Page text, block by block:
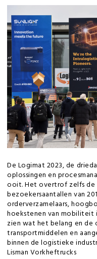
De Logimat 2023, de
oplossingen en
ooit. Het overtrof zelfs de
bezoekersaantallen van
orderverzamelaars,
hoekstenen van mobiliteit
zien wat het belang en de
transportmiddelen en
binnen de logistieke
Lisman Vorkheftrucks